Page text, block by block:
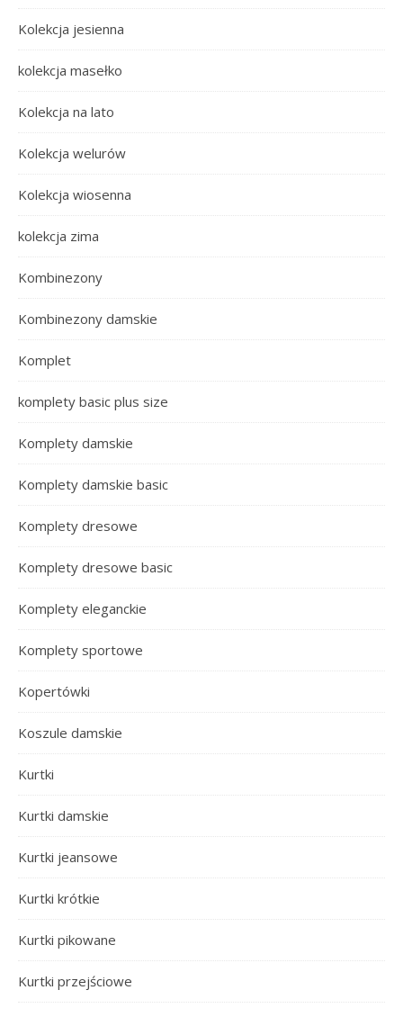
Kolekcja jesienna
kolekcja masełko
Kolekcja na lato
Kolekcja welurów
Kolekcja wiosenna
kolekcja zima
Kombinezony
Kombinezony damskie
Komplet
komplety basic plus size
Komplety damskie
Komplety damskie basic
Komplety dresowe
Komplety dresowe basic
Komplety eleganckie
Komplety sportowe
Kopertówki
Koszule damskie
Kurtki
Kurtki damskie
Kurtki jeansowe
Kurtki krótkie
Kurtki pikowane
Kurtki przejściowe